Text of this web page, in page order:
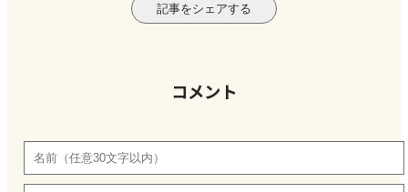
記事をシェアする
コメント